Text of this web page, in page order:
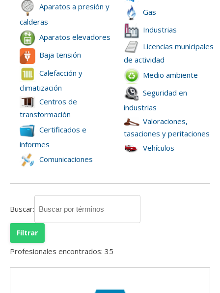
Aparatos a presión y
calderas
Aparatos elevadores
Baja tensión
Calefacción y
climatización
Centros de
transformación
Certificados e
informes
Comunicaciones
Gas
Industrias
Licencias municipales
de actividad
Medio ambiente
Seguridad en
industrias
Valoraciones,
tasaciones y peritaciones
Vehículos
Buscar:
Profesionales encontrados: 35